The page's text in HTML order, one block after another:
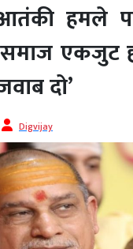
हमले
समाज एकजुट
दो’
Digvijay